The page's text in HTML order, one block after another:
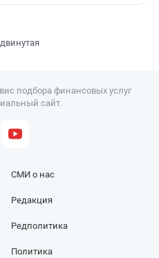
подбора финансовых услуг
сайт.
СМИ о нас
Редакция
Редполитика
Политика